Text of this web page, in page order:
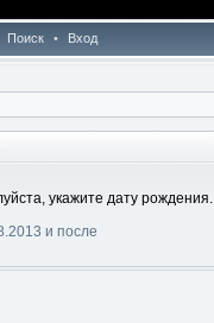
Поиск • Вход
укажите дату рождения.
и после